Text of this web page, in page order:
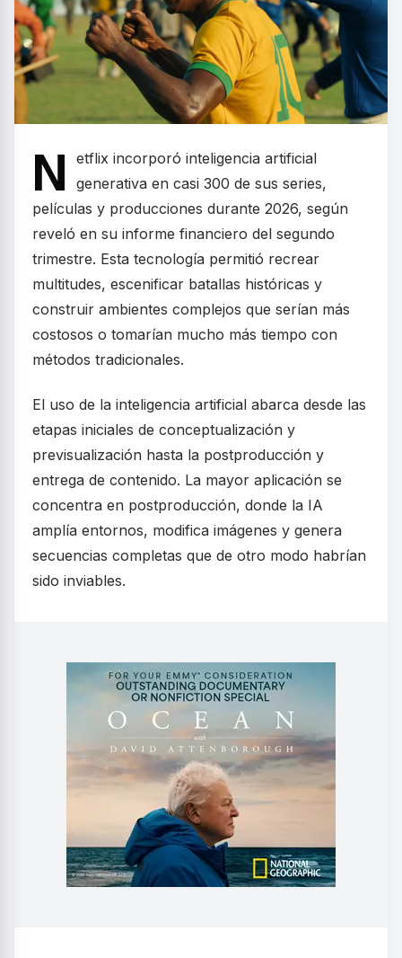
N
etflix incorporó inteligencia artificial
generativa en casi 300 de sus series,
películas y producciones durante 2026, según
reveló en su informe financiero del segundo
trimestre. Esta tecnología permitió recrear
multitudes, escenificar batallas históricas y
construir ambientes complejos que serían más
costosos o tomarían mucho más tiempo con
métodos tradicionales.
El uso de la inteligencia artificial abarca desde las
etapas iniciales de conceptualización y
previsualización hasta la postproducción y
entrega de contenido. La mayor aplicación se
concentra en postproducción, donde la IA
amplía entornos, modifica imágenes y genera
secuencias completas que de otro modo habrían
sido inviables.